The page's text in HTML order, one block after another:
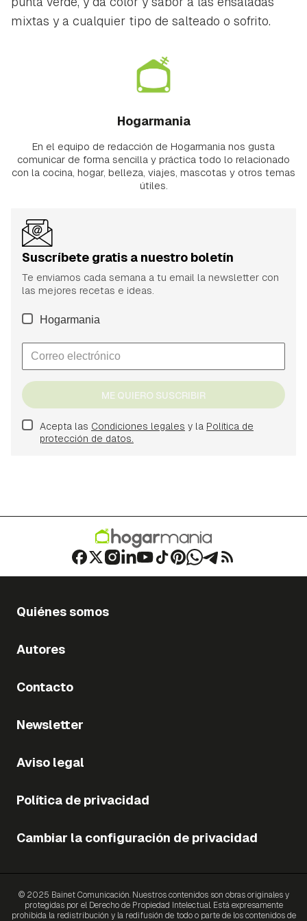
mixtas y a cualquier tipo de salteado o sofrito.
Hogarmania
En el equipo de redacción de Hogarmania nos gusta
comunicar de forma sencilla y práctica todo lo relacionado
con la cocina, hogar, belleza, viajes, mascotas y otros temas
útiles.
Suscríbete gratis a nuestro boletín
Te enviamos cada semana a tu email la newsletter con
las mejores recetas e ideas.
Hogarmania
ME QUIERO SUSCRIBIR
Acepta las Condiciones legales y la Política de
protección de datos.
Quiénes somos
Autores
Contacto
Newsletter
Aviso legal
Política de privacidad
Cambiar la configuración de privacidad
© 2025 Bainet Comunicación. Nuestros contenidos son obras originales y
protegidas por el Derecho de Propiedad Intelectual. Está expresamente
prohibida la redistribución y la redifusión de todo o parte de los contenidos de